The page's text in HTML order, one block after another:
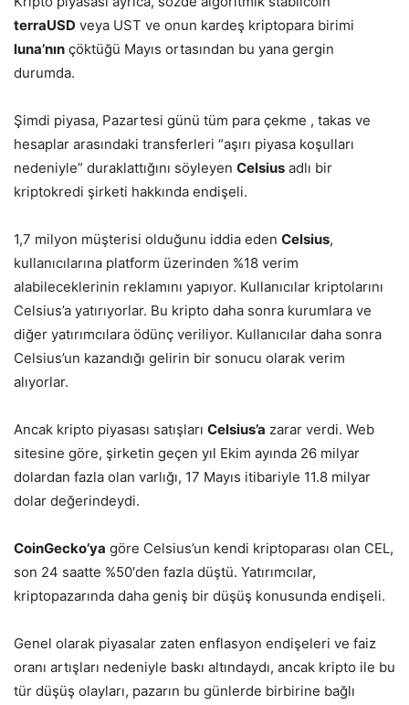
terraUSD veya UST ve onun kardeş kriptopara birimi
luna’nın çöktüğü Mayıs ortasından bu yana gergin
durumda.
Şimdi piyasa, Pazartesi günü tüm para çekme , takas ve
hesaplar arasındaki transferleri “aşırı piyasa koşulları
nedeniyle” duraklattığını söyleyen Celsius adlı bir
kriptokredi şirketi hakkında endişeli.
1,7 milyon müşterisi olduğunu iddia eden Celsius,
kullanıcılarına platform üzerinden %18 verim
alabileceklerinin reklamını yapıyor. Kullanıcılar kriptolarını
Celsius’a yatırıyorlar. Bu kripto daha sonra kurumlara ve
diğer yatırımcılara ödünç veriliyor. Kullanıcılar daha sonra
Celsius’un kazandığı gelirin bir sonucu olarak verim
alıyorlar.
Ancak kripto piyasası satışları Celsius’a zarar verdi. Web
sitesine göre, şirketin geçen yıl Ekim ayında 26 milyar
dolardan fazla olan varlığı, 17 Mayıs itibariyle 11.8 milyar
dolar değerindeydi.
CoinGecko’ya göre Celsius’un kendi kriptoparası olan CEL,
son 24 saatte %50′den fazla düştü. Yatırımcılar,
kriptopazarında daha geniş bir düşüş konusunda endişeli.
Genel olarak piyasalar zaten enflasyon endişeleri ve faiz
oranı artışları nedeniyle baskı altındaydı, ancak kripto ile bu
tür düşüş olayları, pazarın bu günlerde birbirine bağlı